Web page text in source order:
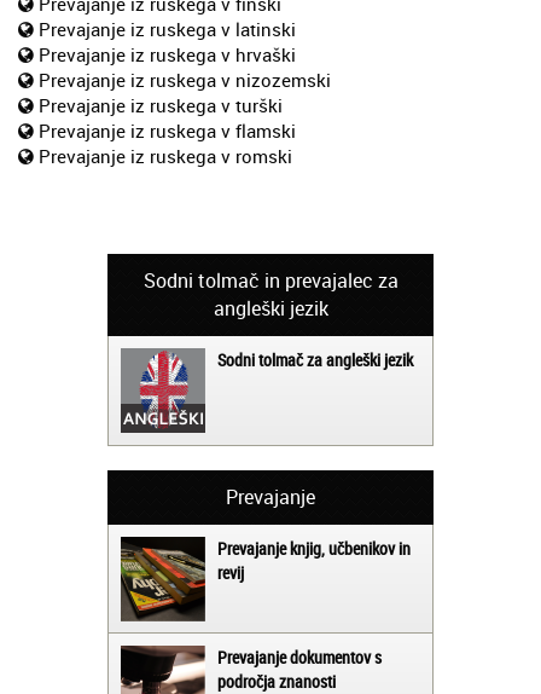
Prevajanje iz ruskega v latinski
Prevajanje iz ruskega v hrvaški
Prevajanje iz ruskega v nizozemski
Prevajanje iz ruskega v turški
Prevajanje iz ruskega v flamski
Prevajanje iz ruskega v romski
Sodni tolmač in prevajalec za
angleški jezik
Sodni tolmač za angleški jezik
Prevajanje
Prevajanje knjig, učbenikov in
revij
Prevajanje dokumentov s
področja znanosti